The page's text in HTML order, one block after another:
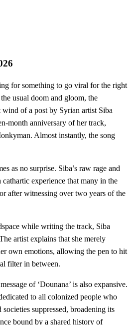
for something to go viral for the right
usual doom and gloom, the
of a post by Syrian artist Siba
month anniversary of her track,
Almost instantly, the song
as no surprise. Siba’s raw rage and
experience that many in the
after witnessing over two years of the
while writing the track, Siba
artist explains that she merely
own emotions, allowing the pen to hit
filter in between.
of ‘Dounana’ is also expansive.
to all colonized people who
suppressed, broadening its
bound by a shared history of